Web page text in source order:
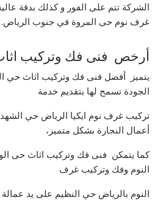
الشركة تتم على الفور و كذلك بدقة
غرف نوم حى المروة في جنوب الرياض.
أرخص فنى فك وتركيب
يتميز أفضل فنى فك وتركيب اثاث حي
الجودة تسمح لها بتقديم خدمة
تركيب غرف نوم ايكيا الرياض حي
أعمال النجارة بشكل متميز،
كما يتمكن فنى فك وتركيب اثاث حى
النوم وفك وتركيب غرف
النوم بالرياض حي النظيم على يد عمالة